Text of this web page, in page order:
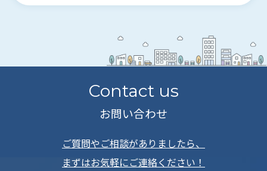
Contact us
お問い合わせ
ご質問やご相談がありましたら、
まずはお気軽にご連絡ください！